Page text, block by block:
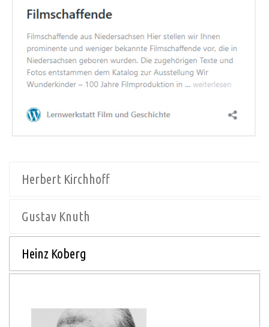
Herbert Kirchhoff
Gustav Knuth
Heinz Koberg